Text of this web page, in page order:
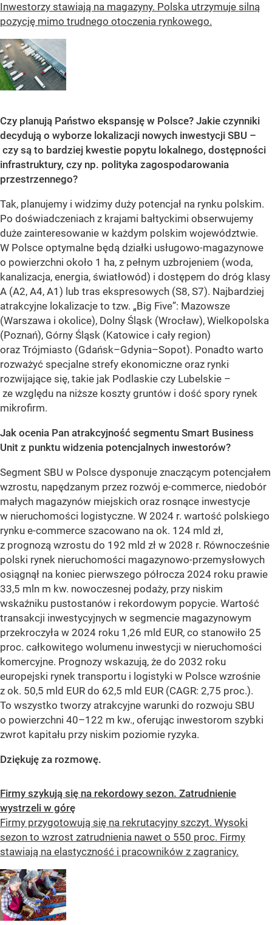
Inwestorzy stawiają na magazyny. Polska utrzymuje silną
pozycję mimo trudnego otoczenia rynkowego.
Czy planują Państwo ekspansję w Polsce? Jakie czynniki
decydują o wyborze lokalizacji nowych inwestycji SBU –
czy są to bardziej kwestie popytu lokalnego, dostępności
infrastruktury, czy np. polityka zagospodarowania
przestrzennego?
Tak, planujemy i widzimy duży potencjał na rynku polskim.
Po doświadczeniach z krajami bałtyckimi obserwujemy
duże zainteresowanie w każdym polskim województwie.
W Polsce optymalne będą działki usługowo-magazynowe
o powierzchni około 1 ha, z pełnym uzbrojeniem (woda,
kanalizacja, energia, światłowód) i dostępem do dróg klasy
A (A2, A4, A1) lub tras ekspresowych (S8, S7). Najbardziej
atrakcyjne lokalizacje to tzw. „Big Five”: Mazowsze
(Warszawa i okolice), Dolny Śląsk (Wrocław), Wielkopolska
(Poznań), Górny Śląsk (Katowice i cały region)
oraz Trójmiasto (Gdańsk–Gdynia–Sopot). Ponadto warto
rozważyć specjalne strefy ekonomiczne oraz rynki
rozwijające się, takie jak Podlaskie czy Lubelskie –
ze względu na niższe koszty gruntów i dość spory rynek
mikrofirm.
Jak ocenia Pan atrakcyjność segmentu Smart Business
Unit z punktu widzenia potencjalnych inwestorów?
Segment SBU w Polsce dysponuje znaczącym potencjałem
wzrostu, napędzanym przez rozwój e-commerce, niedobór
małych magazynów miejskich oraz rosnące inwestycje
w nieruchomości logistyczne. W 2024 r. wartość polskiego
rynku e-commerce szacowano na ok. 124 mld zł,
z prognozą wzrostu do 192 mld zł w 2028 r. Równocześnie
polski rynek nieruchomości magazynowo-przemysłowych
osiągnął na koniec pierwszego półrocza 2024 roku prawie
33,5 mln m kw. nowoczesnej podaży, przy niskim
wskaźniku pustostanów i rekordowym popycie. Wartość
transakcji inwestycyjnych w segmencie magazynowym
przekroczyła w 2024 roku 1,26 mld EUR, co stanowiło 25
proc. całkowitego wolumenu inwestycji w nieruchomości
komercyjne. Prognozy wskazują, że do 2032 roku
europejski rynek transportu i logistyki w Polsce wzrośnie
z ok. 50,5 mld EUR do 62,5 mld EUR (CAGR: 2,75 proc.).
To wszystko tworzy atrakcyjne warunki do rozwoju SBU
o powierzchni 40–122 m kw., oferując inwestorom szybki
zwrot kapitału przy niskim poziomie ryzyka.
Dziękuję za rozmowę.
Firmy szykują się na rekordowy sezon. Zatrudnienie
wystrzeli w górę
Firmy przygotowują się na rekrutacyjny szczyt. Wysoki
sezon to wzrost zatrudnienia nawet o 550 proc. Firmy
stawiają na elastyczność i pracowników z zagranicy.